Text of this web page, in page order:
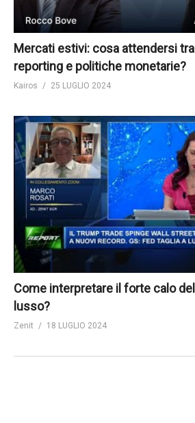
Mercati estivi: cosa attendersi
reporting e politiche monetarie?
Kairos 25 LUGLIO 2024
Come interpretare il forte calo
lusso?
Zenit 18 LUGLIO 2024